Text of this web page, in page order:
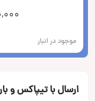
موجود در انبار
ارسال با تیپاکس و